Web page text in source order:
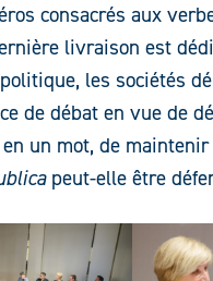
consacrés aux
livraison est
les sociétés
de débat en vue de
un mot, de
peut-elle être